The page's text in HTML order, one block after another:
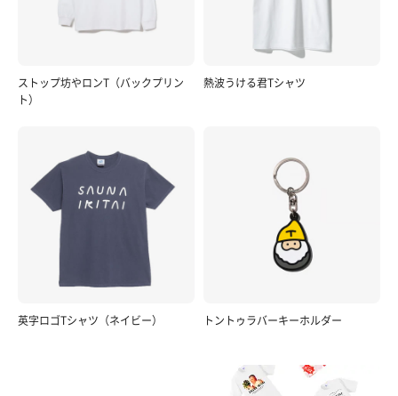
ストップ坊やロンT（バックプリン
ト）
熱波うける君Tシャツ
英字ロゴTシャツ（ネイビー） トントゥラバーキーホルダー